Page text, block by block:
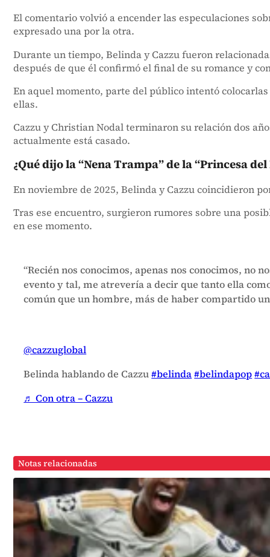
El comentario volvió a encender las especulaciones
expresado una por la otra.
Durante un tiempo, Belinda y Cazzu fueron
después de que él confirmó el final de su romance y
En aquel momento, parte del público intentó
ellas.
Cazzu y Christian Nodal terminaron su relación dos
actualmente está casado.
¿Qué dijo la “Nena Trampa” de la “Princesa del
En noviembre de 2025, Belinda y Cazzu coincidieron
Tras ese encuentro, surgieron rumores sobre una
en ese momento.
“Recién nos conocimos, apenas nos conocimos, no
evento y tal, me atrevería a decir que tanto ella
común que un hombre, más de haber compartido
@cazzuglobal
Belinda hablando de Cazzu#belinda#belindapop
♬ Con otra – Cazzu
Notas relacionadas